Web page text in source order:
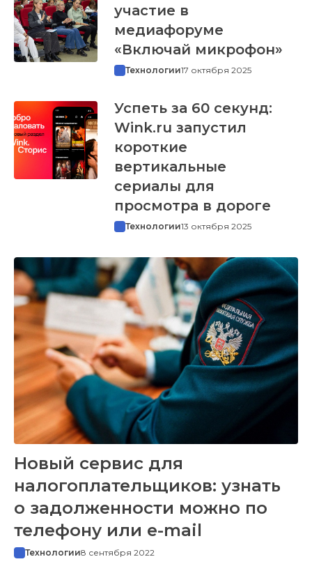
участие в
медиафоруме
«Включай микрофон»
Технологии17 октября 2025
Успеть за 60 секунд:
Wink.ru запустил
короткие
вертикальные
сериалы для
просмотра в дороге
Технологии13 октября 2025
Новый сервис для
налогоплательщиков: узнать
о задолженности можно по
телефону или e-mail
Технологии8 сентября 2022